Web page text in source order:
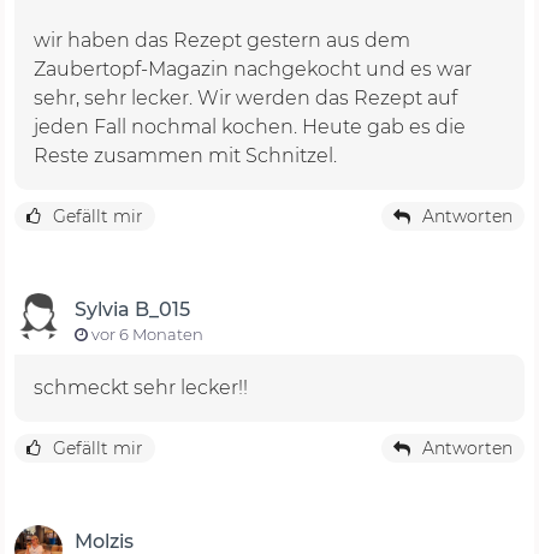
wir haben das Rezept gestern aus dem
Zaubertopf-Magazin nachgekocht und es war
sehr, sehr lecker. Wir werden das Rezept auf
jeden Fall nochmal kochen. Heute gab es die
Reste zusammen mit Schnitzel.
Gefällt mir Antworten
Sylvia B_015
vor 6 Monaten
schmeckt sehr lecker!!
Gefällt mir Antworten
Molzis